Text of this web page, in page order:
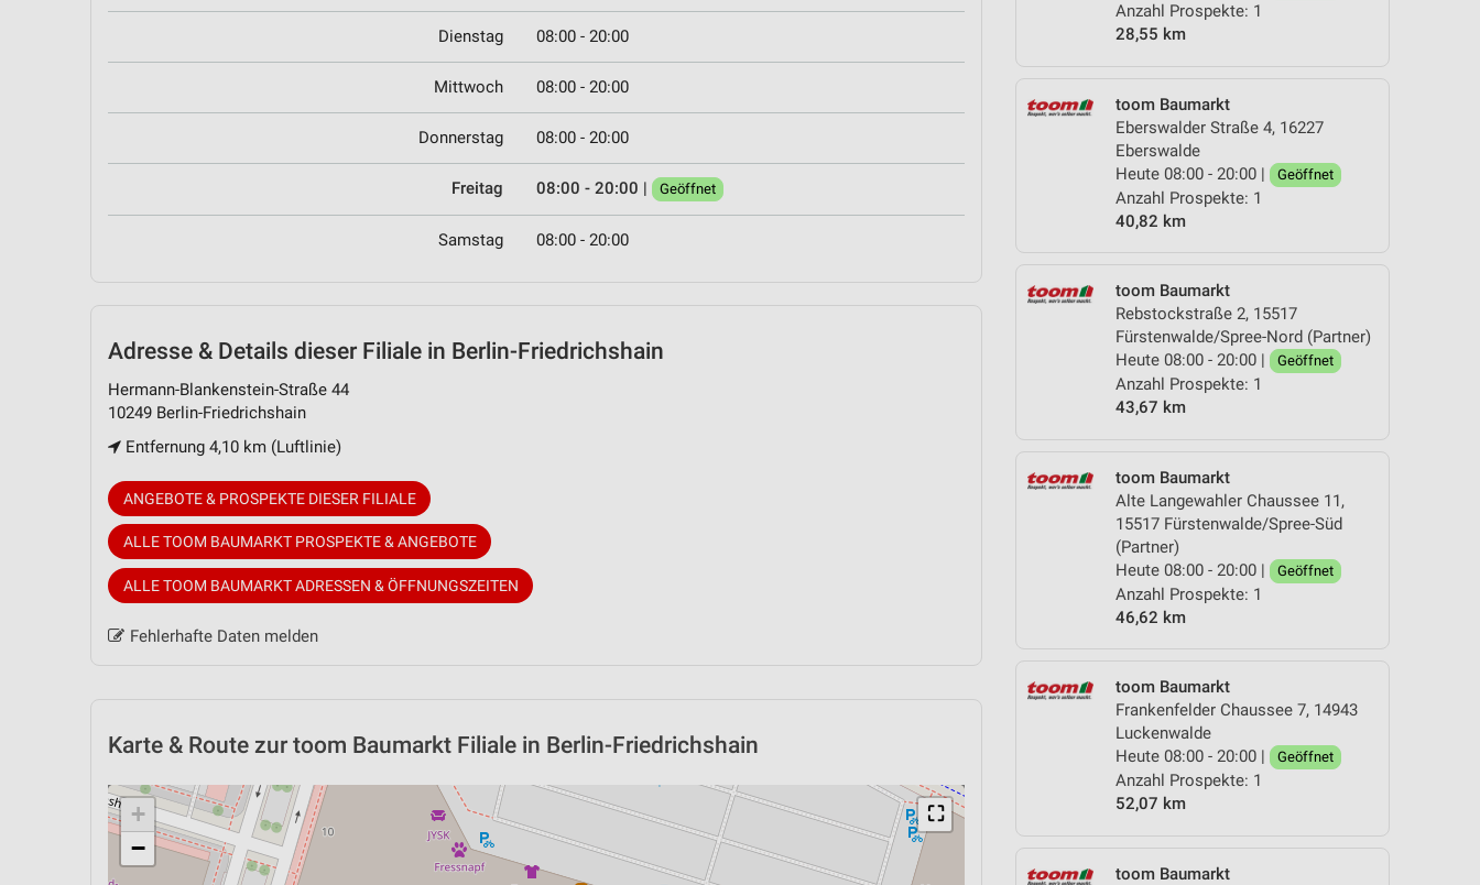
Anzahl Prospekte: 1
28,55 km
toom Baumarkt
Eberswalder Straße 4, 16227
Eberswalde
Heute 08:00 - 20:00 |
Geöffnet
Anzahl Prospekte: 1
40,82 km
toom Baumarkt
Rebstockstraße 2, 15517
Fürstenwalde/Spree-Nord (Partner)
Heute 08:00 - 20:00 |
Geöffnet
Anzahl Prospekte: 1
43,67 km
toom Baumarkt
Alte Langewahler Chaussee 11,
15517 Fürstenwalde/Spree-Süd
(Partner)
Heute 08:00 - 20:00 |
Geöffnet
Anzahl Prospekte: 1
46,62 km
toom Baumarkt
Frankenfelder Chaussee 7, 14943
Luckenwalde
Heute 08:00 - 20:00 |
Geöffnet
Anzahl Prospekte: 1
52,07 km
toom Baumarkt
Dienstag 08:00 - 20:00
Mittwoch 08:00 - 20:00
Donnerstag 08:00 - 20:00
Freitag 08:00 - 20:00 | Geöffnet
Samstag 08:00 - 20:00
Adresse & Details dieser Filiale in Berlin-Friedrichshain
Hermann-Blankenstein-Straße 44
10249 Berlin-Friedrichshain
Entfernung 4,10 km (Luftlinie)
ANGEBOTE & PROSPEKTE DIESER FILIALE
ALLE TOOM BAUMARKT PROSPEKTE & ANGEBOTE
ALLE TOOM BAUMARKT ADRESSEN & ÖFFNUNGSZEITEN
Fehlerhafte Daten melden
Karte & Route zur toom Baumarkt Filiale in Berlin-Friedrichshain
⛶
+
−